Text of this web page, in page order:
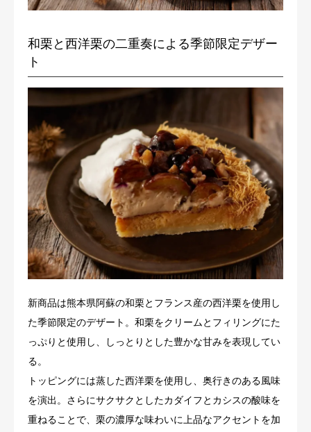
和栗と西洋栗の二重奏による季節限定デザー
ト
新商品は熊本県阿蘇の和栗とフランス産の西洋栗を使用し
た季節限定のデザート。和栗をクリームとフィリングにた
っぷりと使用し、しっとりとした豊かな甘みを表現してい
る。
トッピングには蒸した西洋栗を使用し、奥行きのある風味
を演出。さらにサクサクとしたカダイフとカシスの酸味を
重ねることで、栗の濃厚な味わいに上品なアクセントを加